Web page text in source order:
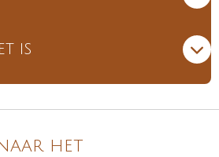
is
het